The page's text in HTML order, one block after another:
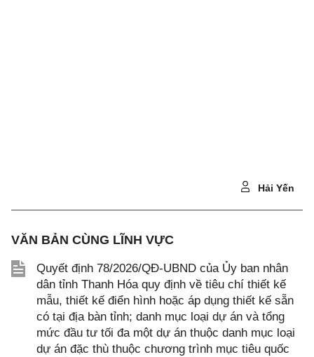
Hải Yến
VĂN BẢN CÙNG LĨNH VỰC
Quyết định 78/2026/QĐ-UBND của Ủy ban nhân
dân tỉnh Thanh Hóa quy định về tiêu chí thiết kế
mẫu, thiết kế điển hình hoặc áp dụng thiết kế sẵn
có tại địa bàn tỉnh; danh mục loại dự án và tổng
mức đầu tư tối đa một dự án thuộc danh mục loại
dự án đặc thù thuộc chương trình mục tiêu quốc